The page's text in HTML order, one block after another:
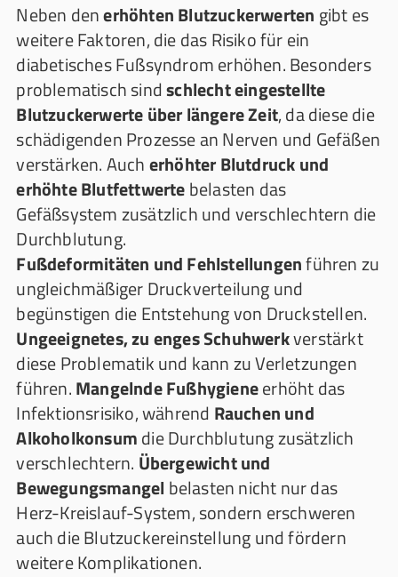
Neben denerhöhten Blutzuckerwerten gibt es
weitere Faktoren, die das Risiko für ein
diabetisches Fußsyndrom erhöhen. Besonders
problematisch sindschlecht eingestellte
Blutzuckerwerte über längere Zeit, da diese die
schädigenden Prozesse an Nerven und Gefäßen
verstärken. Aucherhöhter Blutdruck und
erhöhte Blutfettwertebelasten das
Gefäßsystem zusätzlich und verschlechtern die
Durchblutung.
Fußdeformitäten und Fehlstellungenführen zu
ungleichmäßiger Druckverteilung und
begünstigen die Entstehung von Druckstellen.
Ungeeignetes, zu enges Schuhwerkverstärkt
diese Problematik und kann zu Verletzungen
führen.Mangelnde Fußhygieneerhöht das
Infektionsrisiko, während Rauchen und
Alkoholkonsumdie Durchblutung zusätzlich
verschlechtern. Übergewicht und
Bewegungsmangel belasten nicht nur das
Herz-Kreislauf-System, sondern erschweren
auch die Blutzuckereinstellung und fördern
weitere Komplikationen.